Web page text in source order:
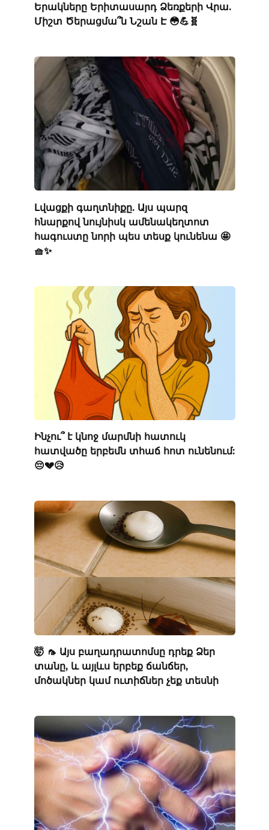
Երակները Երիտասարդ Ձեռքերի Վրա.
Միշտ Ծերացմա՞ն Նշան Է 😳💪🧬
Լվացքի գաղտնիքը. Այս պարզ
հնարքով նույնիսկ ամենակեղտոտ
հագուստը նորի պես տեսք կունենա 🤩
🧺✨
Ինչու՞ է կնոջ մարմնի հատուկ
հատվածը երբեմն տհաճ հոտ ունենում:
😔💔😥
🤯 🦟 Այս բաղադրատոմսը դրեք Ձեր
տանը, և այլևս երբեք ճանճեր,
մոծակներ կամ ուտիճներ չեք տեսնի